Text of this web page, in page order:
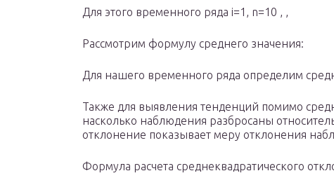
Для этого временного ряда i=1, n=10 , ,
Рассмотрим формулу среднего значения:
Для нашего временного ряда определим
Также для выявления тенденций помимо
насколько наблюдения разбросаны
отклонение показывает меру отклонения
Формула расчета среднеквадратического